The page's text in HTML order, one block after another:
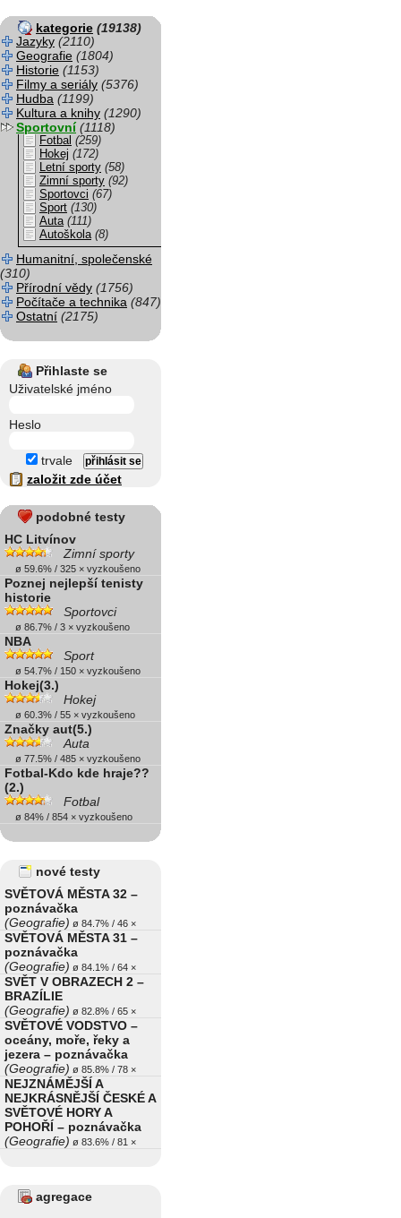
kategorie (19138)
Jazyky (2110)
Geografie (1804)
Historie (1153)
Filmy a seriály (5376)
Hudba (1199)
Kultura a knihy (1290)
Sportovní (1118)
Fotbal (259)
Hokej (172)
Letní sporty (58)
Zimní sporty (92)
Sportovci (67)
Sport (130)
Auta (111)
Autoškola (8)
Humanitní, společenské
(310)
Přírodní vědy (1756)
Počítače a technika (847)
Ostatní (2175)
Přihlaste se
Uživatelské jméno
Heslo
trvale
založit zde účet
podobné testy
HC Litvínov
Zimní sporty
ø 59.6% / 325 × vyzkoušeno
Poznej nejlepší tenisty
historie
Sportovci
ø 86.7% / 3 × vyzkoušeno
NBA
Sport
ø 54.7% / 150 × vyzkoušeno
Hokej(3.)
Hokej
ø 60.3% / 55 × vyzkoušeno
Značky aut(5.)
Auta
ø 77.5% / 485 × vyzkoušeno
Fotbal-Kdo kde hraje??
(2.)
Fotbal
ø 84% / 854 × vyzkoušeno
nové testy
SVĚTOVÁ MĚSTA 32 –
poznávačka
(Geografie) ø 84.7% / 46 ×
SVĚTOVÁ MĚSTA 31 –
poznávačka
(Geografie) ø 84.1% / 64 ×
SVĚT V OBRAZECH 2 –
BRAZÍLIE
(Geografie) ø 82.8% / 65 ×
SVĚTOVÉ VODSTVO –
oceány, moře, řeky a
jezera – poznávačka
(Geografie) ø 85.8% / 78 ×
NEJZNÁMĚJŠÍ A
NEJKRÁSNĚJŠÍ ČESKÉ A
SVĚTOVÉ HORY A
POHOŘÍ – poznávačka
(Geografie) ø 83.6% / 81 ×
agregace